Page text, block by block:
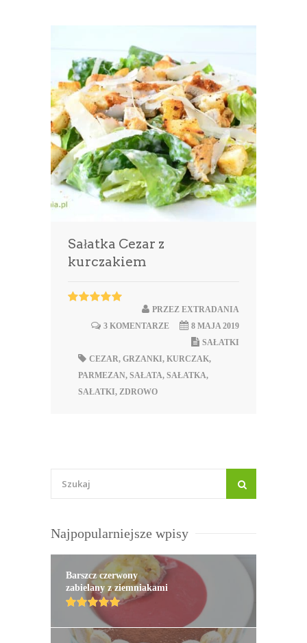
Sałatka Cezar z
kurczakiem
PRZEZ EXTRADANIA
8 MAJA 2019
3 KOMENTARZE
SAŁATKI
CEZAR, GRZANKI, KURCZAK,
PARMEZAN, SAŁATA, SAŁATKA,
SAŁATKI, ZDROWO
Najpopularniejsze wpisy
Barszcz czerwony
zabielany z ziemniakami